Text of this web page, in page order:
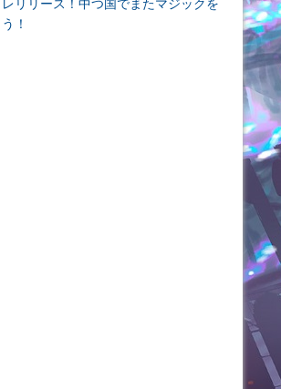
リリース！中つ国でまたマジックを
！